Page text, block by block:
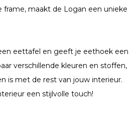
maakt de Logan een unieke
eettafel en geeft je eethoek een
verschillende kleuren en stoffen,
is met de rest van jouw interieur.
een stijlvolle touch!